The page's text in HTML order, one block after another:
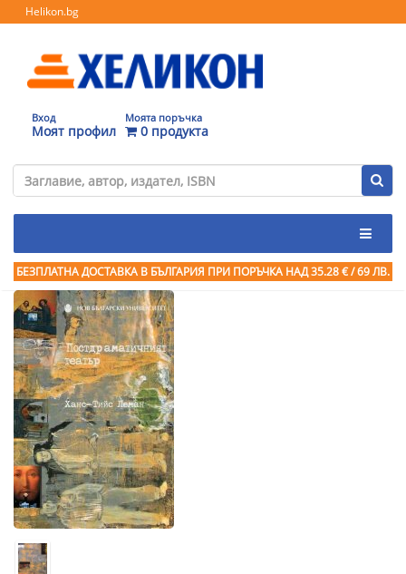
Helikon.bg
Вход
Моят профил
Моята поръчка
0 продукта
БЕЗПЛАТНА ДОСТАВКА В БЪЛГАРИЯ ПРИ ПОРЪЧКА НАД 35.28 € / 69 ЛВ.